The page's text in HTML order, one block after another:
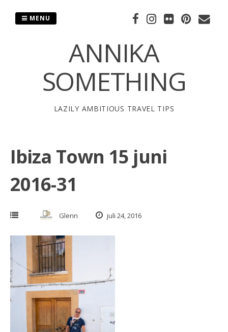
ANNIKA
SOMETHING
LAZILY AMBITIOUS TRAVEL TIPS
MENU
Ibiza Town 15 juni
2016-31
Glenn juli 24, 2016